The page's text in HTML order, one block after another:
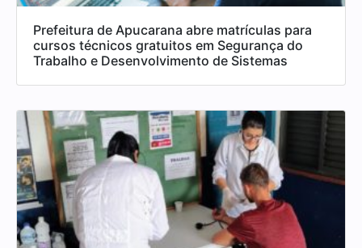
Prefeitura de Apucarana abre matrículas para
cursos técnicos gratuitos em Segurança do
Trabalho e Desenvolvimento de Sistemas